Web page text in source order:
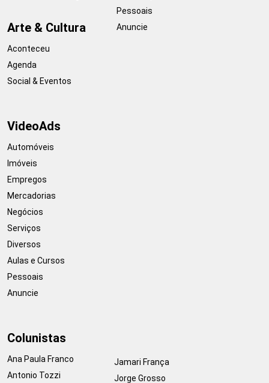
Arte & Cultura
Aconteceu
Agenda
Social & Eventos
Pessoais
Anuncie
VideoAds
Automóveis
Imóveis
Empregos
Mercadorias
Negócios
Serviços
Diversos
Aulas e Cursos
Pessoais
Anuncie
Colunistas
Ana Paula Franco
Antonio Tozzi
Jamari França
Jorge Grosso